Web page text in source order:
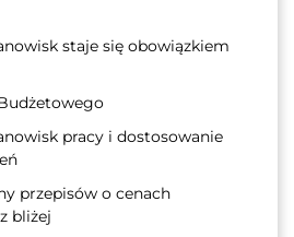
staje się obowiązkiem
pracy i dostosowanie
przepisów o cenach
bliżej